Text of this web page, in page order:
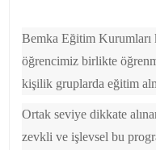
Bemka Eğitim
öğrencimiz birlikte
kişilik gruplarda eğitim
Ortak seviye dikkate
zevkli ve işlevsel bu